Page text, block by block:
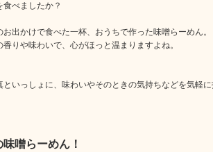
べましたか？
出かけで食べた一杯、おうちで作った味噌らーめん。
りや味わいで、心がほっと温まりますよね。
いっしょに、味わいやそのときの気持ちなどを気軽
噌らーめん！